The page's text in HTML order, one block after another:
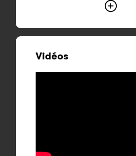
Vidéos